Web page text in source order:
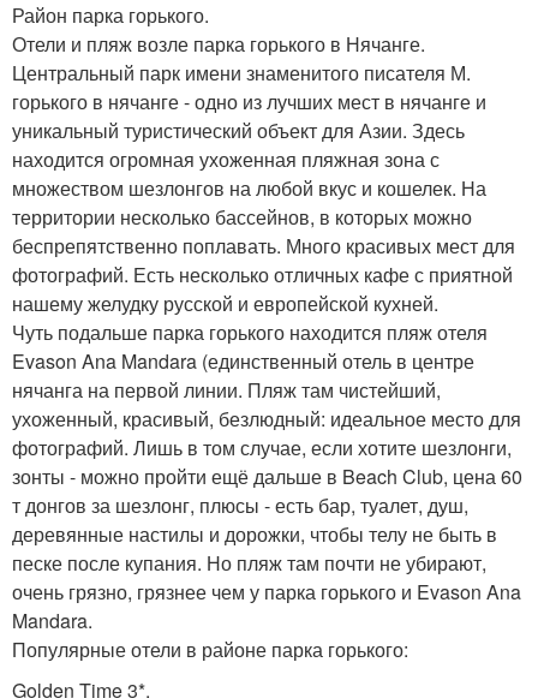
Район парка горького.
Отели и пляж возле парка горького в Нячанге.
Центральный парк имени знаменитого писателя М.
горького в нячанге - одно из лучших мест в нячанге и
уникальный туристический объект для Азии. Здесь
находится огромная ухоженная пляжная зона с
множеством шезлонгов на любой вкус и кошелек. На
территории несколько бассейнов, в которых можно
беспрепятственно поплавать. Много красивых мест для
фотографий. Есть несколько отличных кафе с приятной
нашему желудку русской и европейской кухней.
Чуть подальше парка горького находится пляж отеля
Evason Ana Mandara (единственный отель в центре
нячанга на первой линии. Пляж там чистейший,
ухоженный, красивый, безлюдный: идеальное место для
фотографий. Лишь в том случае, если хотите шезлонги,
зонты - можно пройти ещё дальше в Beach Club, цена 60
т донгов за шезлонг, плюсы - есть бар, туалет, душ,
деревянные настилы и дорожки, чтобы телу не быть в
песке после купания. Но пляж там почти не убирают,
очень грязно, грязнее чем у парка горького и Evason Ana
Mandara.
Популярные отели в районе парка горького:
Golden Time 3*.